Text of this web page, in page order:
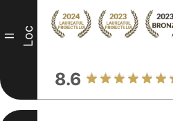
II Loc
8.6